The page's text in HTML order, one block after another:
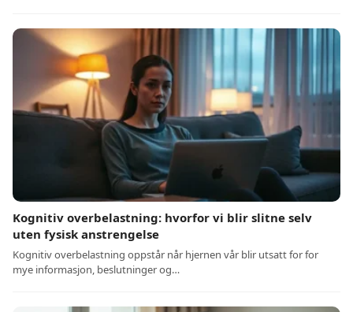
Kognitiv overbelastning: hvorfor vi blir slitne selv
uten fysisk anstrengelse
Kognitiv overbelastning oppstår når hjernen vår blir utsatt for for
mye informasjon, beslutninger og…